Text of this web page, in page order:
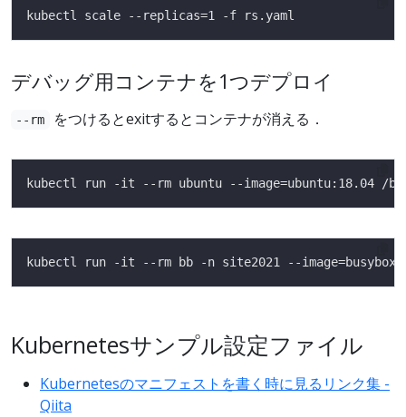
デバッグ用コンテナを1つデプロイ
--rm をつけるとexitするとコンテナが消える．
Kubernetesサンプル設定ファイル
Kubernetesのマニフェストを書く時に見るリンク集 -
Qiita